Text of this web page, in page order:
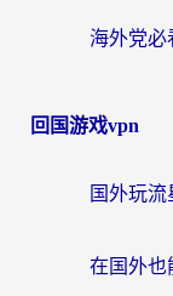
回国游戏vpn